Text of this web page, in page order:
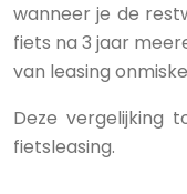
wanneer je de
fiets na 3 jaar
van leasing
Deze vergelijking
fietsleasing.